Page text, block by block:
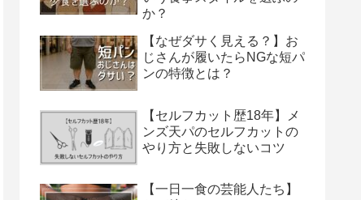
か？
【なぜダサく見える？】お
じさんが履いたらNGな短パ
ンの特徴とは？
【セルフカット歴18年】メ
ンズ天パのセルフカットの
やり方と失敗しないコツ
【一日一食の芸能人たち】